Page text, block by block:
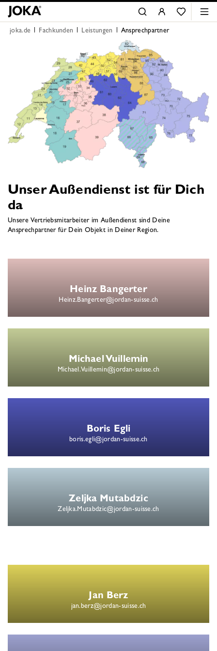
joka.de Fachkunden Leistungen Ansprechpartner
Unser Außendienst ist für Dich
da
Unsere Vertriebsmitarbeiter im Außendienst sind Deine
Ansprechpartner für Dein Objekt in Deiner Region.
Heinz Bangerter
Heinz.Bangerter@jordan-suisse.ch
Michael Vuillemin
Michael.Vuillemin@jordan-suisse.ch
Boris Egli
boris.egli@jordan-suisse.ch
Zeljka Mutabdzic
Zeljka.Mutabdzic@jordan-suisse.ch
Jan Berz
jan.berz@jordan-suisse.ch